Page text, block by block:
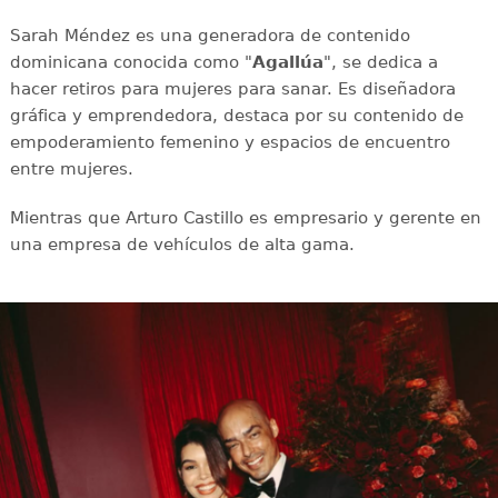
Sarah Méndez es una generadora de contenido
dominicana conocida como "Agallúa", se dedica a
hacer retiros para mujeres para sanar. Es diseñadora
gráfica y emprendedora, destaca por su contenido de
empoderamiento femenino y espacios de encuentro
entre mujeres.
Mientras que Arturo Castillo es empresario y gerente en
una empresa de vehículos de alta gama.